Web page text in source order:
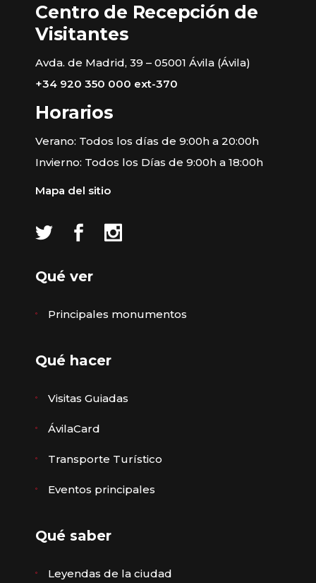
Centro de Recepción de
Visitantes
Avda. de Madrid, 39 – 05001 Ávila (Ávila)
+34 920 350 000 ext-370
Horarios
Verano: Todos los días de 9:00h a 20:00h
Invierno: Todos los Días de 9:00h a 18:00h
Mapa del sitio
Qué ver
Principales monumentos
Qué hacer
Visitas Guiadas
ÁvilaCard
Transporte Turístico
Eventos principales
Qué saber
Leyendas de la ciudad